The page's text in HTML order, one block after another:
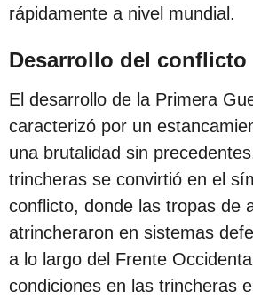
rápidamente a nivel mundial.
Desarrollo del conflicto
El desarrollo de la Primera
caracterizó por un
una brutalidad sin
trincheras se convirtió en el
conflicto, donde las tropas de
atrincheraron en sistemas
a lo largo del Frente
condiciones en las trincheras